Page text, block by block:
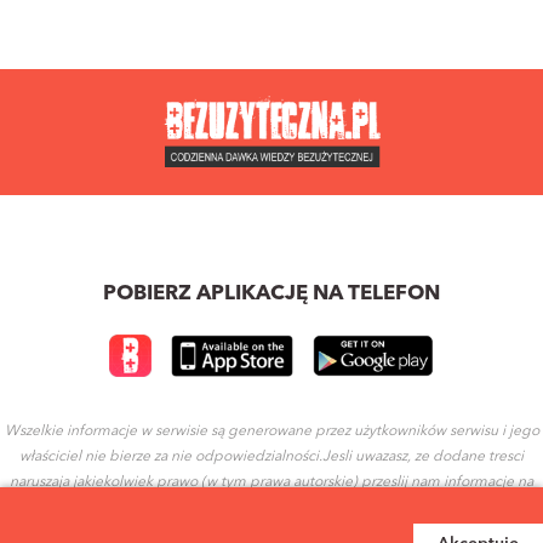
POBIERZ APLIKACJĘ NA TELEFON
Wszelkie informacje w serwisie są generowane przez użytkowników serwisu i jego
właściciel nie bierze za nie odpowiedzialności.Jesli uwazasz, ze dodane tresci
naruszaja jakiekolwiek prawo (w tym prawa autorskie) przeslij nam informacje na